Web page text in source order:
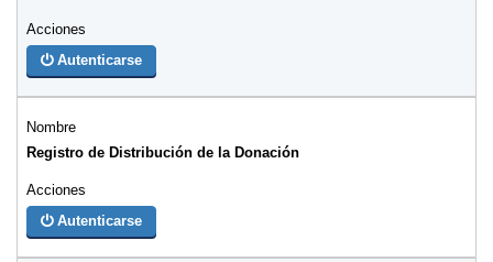
Autenticarse
Registro de Distribución de la Donación
Autenticarse